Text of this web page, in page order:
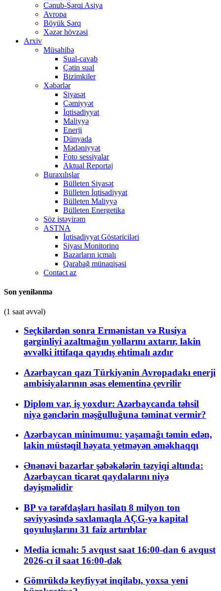
Cənub-Şərqi Asiya
Avropa
Böyük Şərq
Xəzər hövzəsi
Arxiv
Müsahibə
Sual-cavab
Çətin sual
Bizimkiler
Xəbərlər
Siyasət
Cəmiyyət
İqtisadiyyat
Maliyyə
Enerji
Dünyada
Mədəniyyət
Foto sessiyalar
Aktual Reportaj
Buraxılışlar
Bülleten Siyasət
Bülleten İqtisadiyyat
Bülleten Maliyyə
Bülleten Energetika
Söz istəyirəm
ASTNA
İqtisadiyyat Göstəriciləri
Siyası Monitorinq
Bazarların icmalı
Qarabağ münaqişəsi
Contact az
Son yenilənmə
(1 saat əvvəl)
Seçkilərdən sonra Ermənistan və Rusiya
gərginliyi azaltmağın yollarını axtarır, lakin
əvvəlki ittifaqa qayıdış ehtimalı azdır
Azərbaycan qazı Türkiyənin Avropadakı enerji
ambisiyalarının əsas elementinə çevrilir
Diplom var, iş yoxdur: Azərbaycanda təhsil
niyə gənclərin məşğulluğuna təminat vermir?
Azərbaycan minimumu: yaşamağı təmin edən,
lakin müstəqil həyata yetməyən əməkhaqqı
Ənənəvi bazarlar şəbəkələrin təzyiqi altında:
Azərbaycan ticarət qaydalarını niyə
dəyişməlidir
BP və tərəfdaşları hasilatı 8 milyon ton
səviyyəsində saxlamaqla AÇG-yə kapital
qoyuluşlarını 31 faiz artırıblar
Media icmalı: 5 avqust saat 16:00-dan 6 avqust
2026-cı il saat 16:00-dək
Gömrükdə keyfiyyət inqilabı, yoxsa yeni